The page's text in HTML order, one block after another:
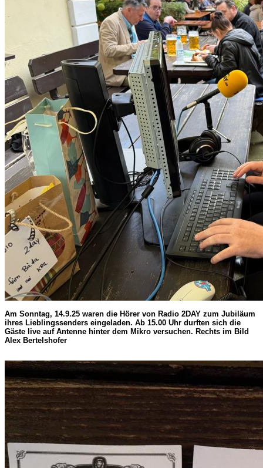
Am Sonntag, 14.9.25 waren die Hörer von Radio 2DAY zum Jubiläum
ihres Lieblingssenders eingeladen. Ab 15.00 Uhr durften sich die
Gäste live auf Antenne hinter dem Mikro versuchen. Rechts im Bild
Alex Bertelshofer